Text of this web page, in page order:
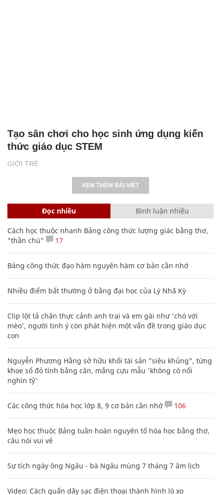
GIỚI TRẺ
Tạo sân chơi cho học sinh ứng dụng kiến
thức giáo dục STEM
XEM THÊM BÀI VIẾT
Đọc nhiều Bình luận nhiều
Cách học thuộc nhanh Bảng công thức lượng giác bằng thơ,
"thần chú"
17
Bảng công thức đạo hàm nguyên hàm cơ bản cần nhớ
Nhiều điểm bất thường ở bằng đại học của Lý Nhã Kỳ
Clip lột tả chân thực cảnh anh trai và em gái như 'chó với
mèo', người tinh ý còn phát hiện một vấn đề trong giáo dục
con
Nguyễn Phương Hằng sở hữu khối tài sản "siêu khủng", từng
khoe sổ đỏ tính bằng cân, mắng cựu mẫu 'không có nổi
nghìn tỷ'
Các công thức hóa học lớp 8, 9 cơ bản cần nhớ 106
Mẹo học thuộc Bảng tuần hoàn nguyên tố hóa học bằng thơ,
câu nói vui vẻ
Sự tích ngày ông Ngâu - bà Ngâu mùng 7 tháng 7 âm lịch
Video: Cách quấn dây sạc điện thoại thành hình lò xo